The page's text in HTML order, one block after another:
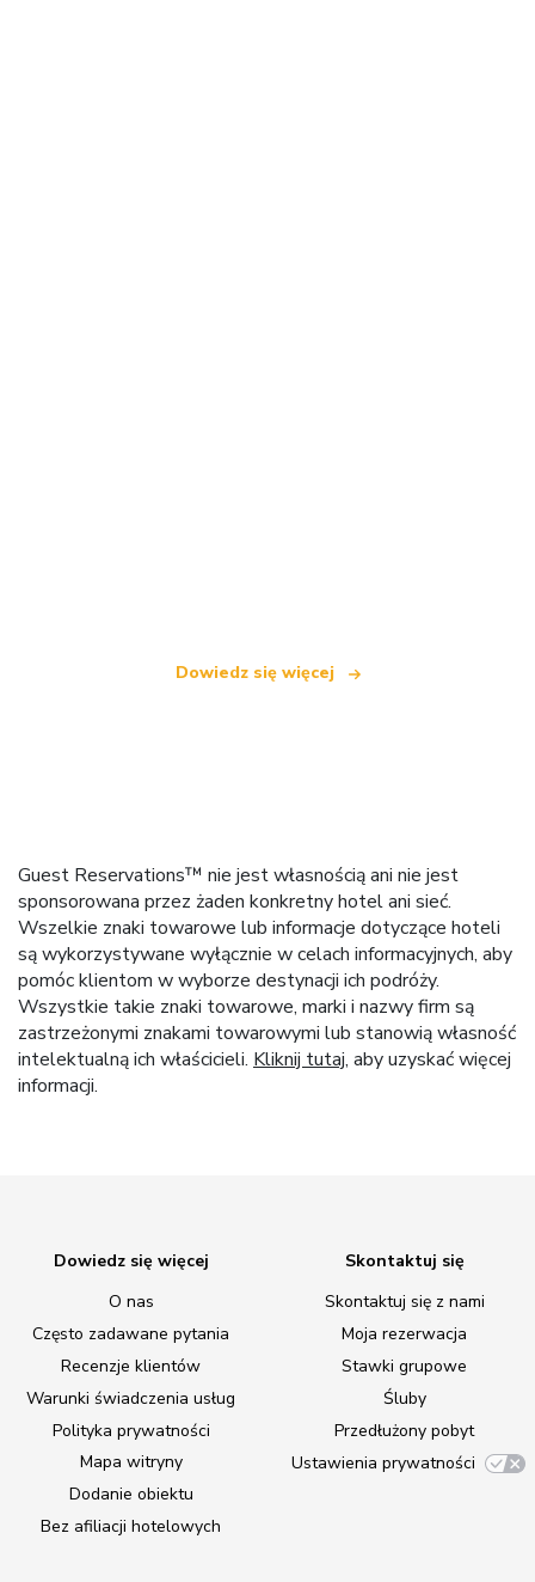
Dowiedz się więcej
Guest Reservations™ nie jest własnością ani nie jest
sponsorowana przez żaden konkretny hotel ani sieć.
Wszelkie znaki towarowe lub informacje dotyczące hoteli
są wykorzystywane wyłącznie w celach informacyjnych, aby
pomóc klientom w wyborze destynacji ich podróży.
Wszystkie takie znaki towarowe, marki i nazwy firm są
zastrzeżonymi znakami towarowymi lub stanowią własność
intelektualną ich właścicieli. Kliknij tutaj, aby uzyskać więcej
informacji.
Dowiedz się więcej
O nas
Często zadawane pytania
Recenzje klientów
Warunki świadczenia usług
Polityka prywatności
Mapa witryny
Dodanie obiektu
Bez afiliacji hotelowych
Skontaktuj się
Skontaktuj się z nami
Moja rezerwacja
Stawki grupowe
Śluby
Przedłużony pobyt
Ustawienia prywatności